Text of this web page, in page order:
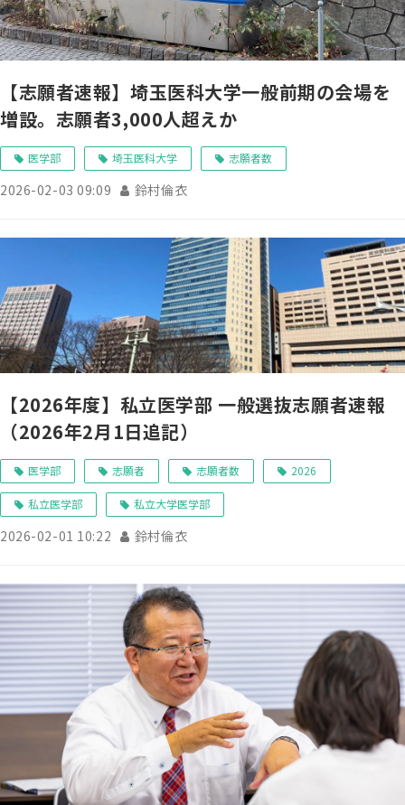
【志願者速報】埼玉医科大学一般前期の会場を
増設。志願者3,000人超えか
医学部 埼玉医科大学 志願者数
2026-02-03 09:09 鈴村倫衣
【2026年度】私立医学部 一般選抜志願者速報
（2026年2月1日追記）
医学部 志願者 志願者数 2026
私立医学部 私立大学医学部
2026-02-01 10:22 鈴村倫衣